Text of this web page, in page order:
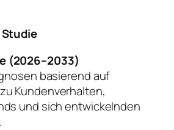
(2026–2033)
basierend auf
Kundenverhalten,
und sich entwickelnden